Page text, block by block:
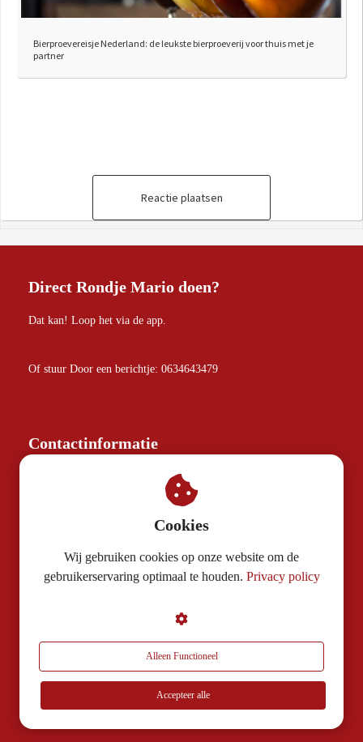
Bierproevereisje Nederland: de leukste bierproeverij voor thuis met je
partner
Reactie plaatsen
Direct Rondje Mario doen?
Dat kan! Loop het via de app.
Of stuur Door een berichtje: 0634643479
Contactinformatie
KvK nummer: 81906013
Voor vragen en verzoeken:
app Door: 0634643479
Cookies
Wij gebruiken cookies op onze website om de
gebruikerservaring optimaal te houden. Privacy policy
Alleen Functioneel
Accepteer alle